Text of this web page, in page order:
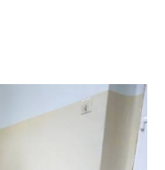
Алена Марченко